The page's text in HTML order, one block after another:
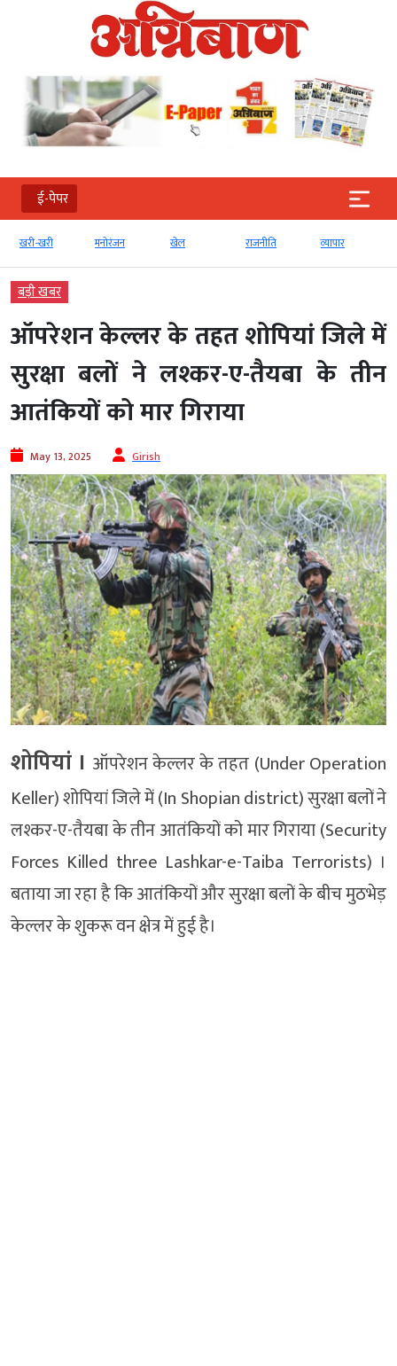
ई-पेपर
खरी-खरी मनोरंजन खेल राजनीति व्‍यापार
बड़ी खबर
ऑपरेशन केल्लर के तहत शोपियां जिले में
सुरक्षा बलों ने लश्कर-ए-तैयबा के तीन
आतंकियों को मार गिराया
May 13, 2025 Girish
शोपियां । ऑपरेशन केल्लर के तहत (Under Operation
Keller) शोपियां जिले में (In Shopian district) सुरक्षा बलों ने
लश्कर-ए-तैयबा के तीन आतंकियों को मार गिराया (Security
Forces Killed three Lashkar-e-Taiba Terrorists) ।
बताया जा रहा है कि आतंकियों और सुरक्षा बलों के बीच मुठभेड़
केल्लर के शुकरू वन क्षेत्र में हुई है।